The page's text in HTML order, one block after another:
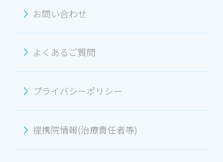
お問い合わせ
よくあるご質問
プライバシーポリシー
提携院情報(治療責任者等)